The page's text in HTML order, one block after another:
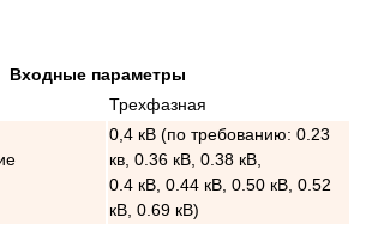
Входные параметры
Трехфазная
0,4 кВ (по требованию: 0.23
кв, 0.36 кВ, 0.38 кВ,
0.4 кВ, 0.44 кВ, 0.50 кВ, 0.52
кВ, 0.69 кВ)